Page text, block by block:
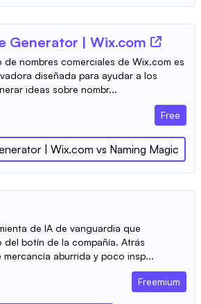
Generator | Wix.com
nombres comerciales de Wix.com es
diseñada para ayudar a los
ideas sobre nombr...
Free
| Wix.com vs Naming Magic
de IA de vanguardia que
del botín de la compañía. Atrás
aburrida y poco insp...
Freemium